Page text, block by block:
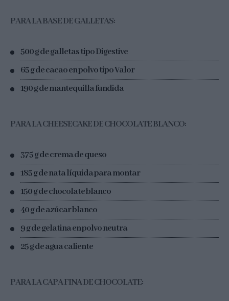
PARA LA BASE DE GALLETAS:
500 g de galletas tipo Digestive
65 g de cacao en polvo tipo Valor
190 g de mantequilla fundida
PARA LA CHEESECAKE DE CHOCOLATE BLANCO:
375 g de crema de queso
185 g de nata líquida para montar
150 g de chocolate blanco
40 g de azúcar blanco
9 g de gelatina en polvo neutra
25 g de agua caliente
PARA LA CAPA FINA DE CHOCOLATE: